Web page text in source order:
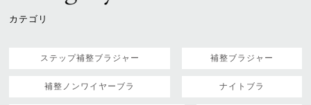
カテゴリ
ステップ補整ブラジャー 補整ブラジャー
補整ノンワイヤーブラ ナイトブラ